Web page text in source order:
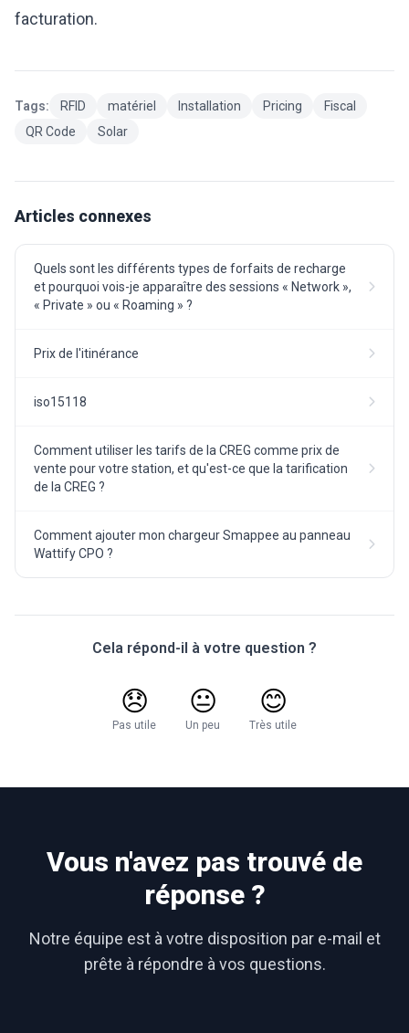
facturation.
Tags: RFID matériel Installation Pricing
Fiscal
QR Code
Solar
Articles connexes
Quels sont les différents types de forfaits de recharge
et pourquoi vois-je apparaître des sessions « Network »,
« Private » ou « Roaming » ?
Prix de l'itinérance
iso15118
Comment utiliser les tarifs de la CREG comme prix de
vente pour votre station, et qu'est-ce que la tarification
de la CREG ?
Comment ajouter mon chargeur Smappee au panneau
Wattify CPO ?
Cela répond-il à votre question ?
😞
Pas utile
😐
Un peu
😊
Très utile
Vous n'avez pas trouvé de
réponse ?
Notre équipe est à votre disposition par e-mail et
prête à répondre à vos questions.